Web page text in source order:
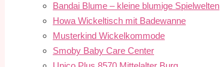
Bandai Blume – kleine blumige Spielwelten
Howa Wickeltisch mit Badewanne
Musterkind Wickelkommode
Smoby Baby Care Center